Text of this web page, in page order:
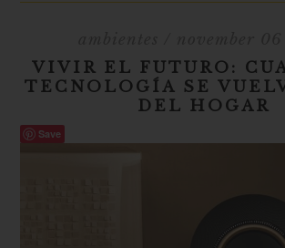
VIVIR EL FUTURO:
TECNOLOGÍA SE
DEL HOGAR
Save